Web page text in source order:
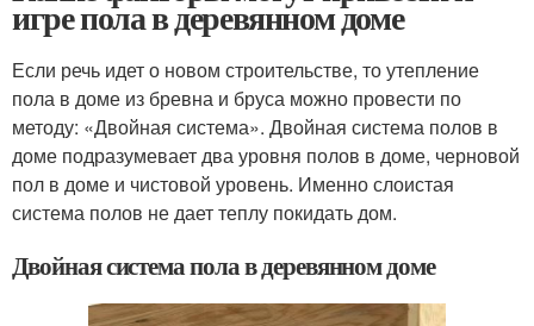
игре пола в деревянном доме
Если речь идет о новом строительстве, то утепление
пола в доме из бревна и бруса можно провести по
методу: «Двойная система». Двойная система полов в
доме подразумевает два уровня полов в доме, черновой
пол в доме и чистовой уровень. Именно слоистая
система полов не дает теплу покидать дом.
Двойная система пола в деревянном доме